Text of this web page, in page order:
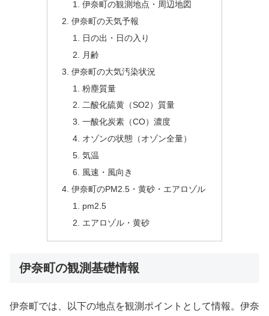
伊奈町の観測地点・周辺地図
伊奈町の天気予報
日の出・日の入り
月齢
伊奈町の大気汚染状況
粉塵質量
二酸化硫黄（SO2）質量
一酸化炭素（CO）濃度
オゾンの状態（オゾン全量）
気温
風速・風向き
伊奈町のPM2.5・黄砂・エアロゾル
pm2.5
エアロゾル・黄砂
伊奈町の観測基礎情報
伊奈町では、以下の地点を観測ポイントとして情報。伊奈